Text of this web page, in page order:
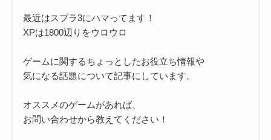
最近はスプラ3にハマってます！
XPは1800辺りをウロウロ
ゲームに関するちょっとしたお役立ち情報や
気になる話題について記事にしています。
オススメのゲームがあれば、
お問い合わせから教えてください！